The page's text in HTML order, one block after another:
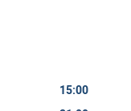
15:00